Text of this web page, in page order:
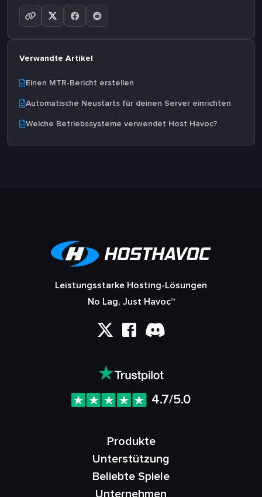
Verwandte Artikel
Einen MTR-Bericht erstellen
Automatische Neustarts für deinen Server einrichten
Welche Betriebssysteme verwendet Host Havoc?
Leistungsstarke Hosting-Lösungen
No Lag, Just Havoc™
4.7/5.0
Produkte
Unterstützung
Beliebte Spiele